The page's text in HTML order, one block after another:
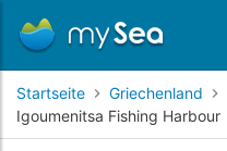
Startseite Griechenland
Igoumenitsa Fishing Harbour